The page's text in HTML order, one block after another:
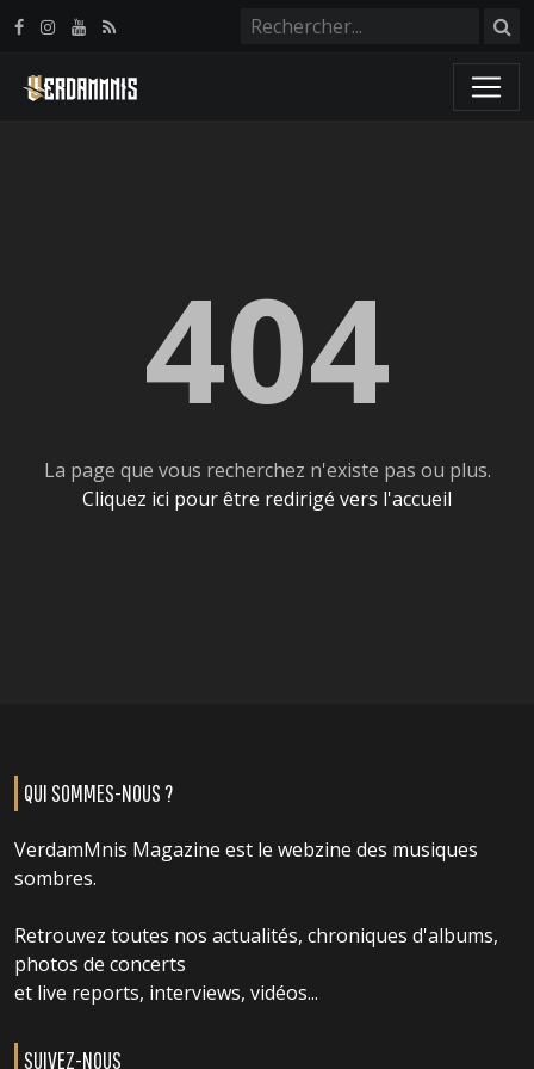
404
La page que vous recherchez n'existe pas ou plus.
Cliquez ici pour être redirigé vers l'accueil
QUI SOMMES-NOUS ?
VerdamMnis Magazine est le webzine des musiques
sombres.
Retrouvez toutes nos actualités, chroniques d'albums,
photos de concerts
et live reports, interviews, vidéos...
SUIVEZ-NOUS
Panneau de gestion des cookies